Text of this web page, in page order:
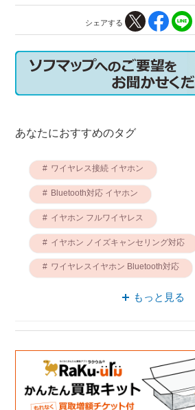
シェアする
あなたにおすすめのタグ
ワイヤレス接続 イヤホン
Bluetooth対応 イヤホン
イヤホン フルワイヤレス
イヤホン ノイズキャンセリング対応
ワイヤレスイヤホン Bluetooth対応
片耳 イヤホン
もっと見る